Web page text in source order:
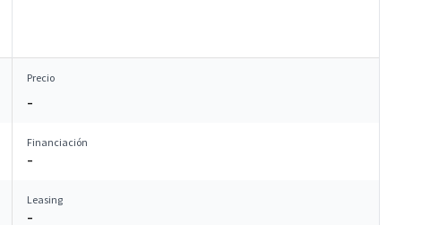
Precio
–
Financiación
–
Leasing
–